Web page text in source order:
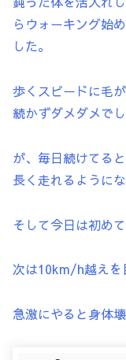
らウォーキング始
した。
歩くスピードに毛
続かずダメダメでし
が、毎日続けてる
長く走れるように
そして今日は初め
次は10km/h越えを
急激にやると身体